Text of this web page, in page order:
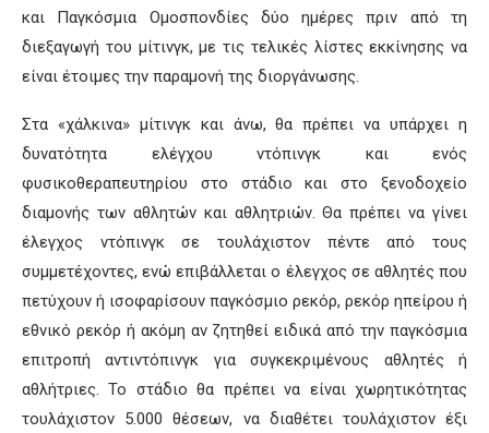
και Παγκόσμια Ομοσπονδίες δύο ημέρες πριν από τη
διεξαγωγή του μίτινγκ, με τις τελικές λίστες εκκίνησης να
είναι έτοιμες την παραμονή της διοργάνωσης.
Στα «χάλκινα» μίτινγκ και άνω, θα πρέπει να υπάρχει η
δυνατότητα ελέγχου ντόπινγκ και ενός
φυσικοθεραπευτηρίου στο στάδιο και στο ξενοδοχείο
διαμονής των αθλητών και αθλητριών. Θα πρέπει να γίνει
έλεγχος ντόπινγκ σε τουλάχιστον πέντε από τους
συμμετέχοντες, ενώ επιβάλλεται ο έλεγχος σε αθλητές που
πετύχουν ή ισοφαρίσουν παγκόσμιο ρεκόρ, ρεκόρ ηπείρου ή
εθνικό ρεκόρ ή ακόμη αν ζητηθεί ειδικά από την παγκόσμια
επιτροπή αντιντόπινγκ για συγκεκριμένους αθλητές ή
αθλήτριες. Το στάδιο θα πρέπει να είναι χωρητικότητας
τουλάχιστον 5.000 θέσεων, να διαθέτει τουλάχιστον έξι